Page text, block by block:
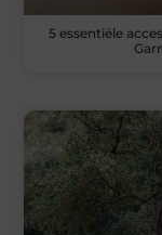
5 essentiële